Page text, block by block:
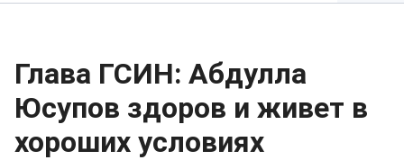
Глава ГСИН: Абдулла
Юсупов здоров и живет в
хороших условиях